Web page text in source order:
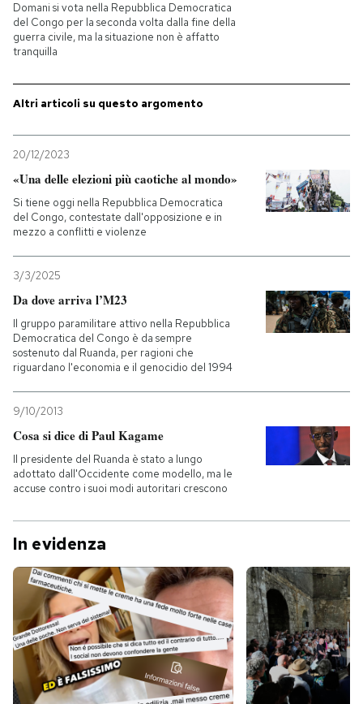
Domani si vota nella Repubblica Democratica
del Congo per la seconda volta dalla fine della
guerra civile, ma la situazione non è affatto
tranquilla
Altri articoli su questo argomento
20/12/2023
«Una delle elezioni più caotiche al mondo»
Si tiene oggi nella Repubblica Democratica
del Congo, contestate dall'opposizione e in
mezzo a conflitti e violenze
3/3/2025
Da dove arriva l’M23
Il gruppo paramilitare attivo nella Repubblica
Democratica del Congo è da sempre
sostenuto dal Ruanda, per ragioni che
riguardano l'economia e il genocidio del 1994
9/10/2013
Cosa si dice di Paul Kagame
Il presidente del Ruanda è stato a lungo
adottato dall'Occidente come modello, ma le
accuse contro i suoi modi autoritari crescono
In evidenza